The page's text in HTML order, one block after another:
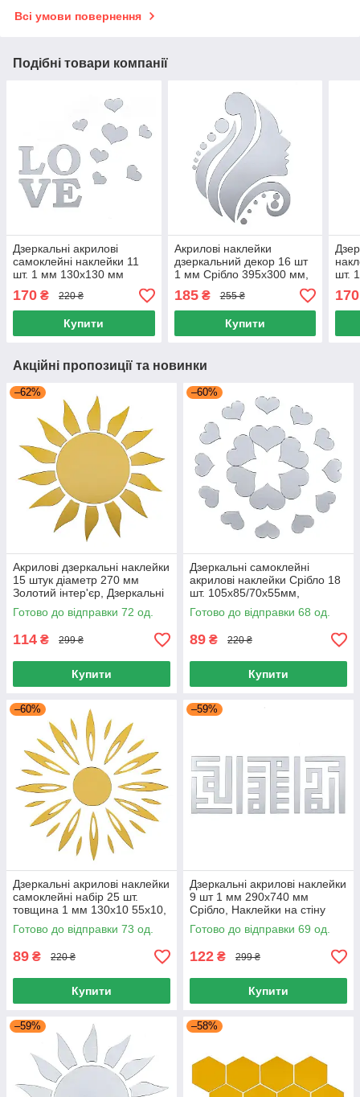
Всі умови повернення
Подібні товари компанії
Дзеркальні акрилові
самоклейні наклейки 11
шт. 1 мм 130х130 мм
Срібло, акрилові наклейки
для стін 11 шт.
170 ₴ 220 ₴
Купити
Акрилові наклейки
дзеркальний декор 16 шт
1 мм Срібло 395х300 мм,
Дзеркальні наклейки
самоклейні
185₴ 255 ₴
Купити
шт.
170
Акційні пропозиції та новинки
–62%
Акрилові дзеркальні наклейки
15 штук діаметр 270 мм
Золотий інтер'єр, Дзеркальні
наклейки на стіну
Готово до відправки 72 од.
114 ₴ 299 ₴
Купити
–60%
Дзеркальні самоклейні
акрилові наклейки Срібло 18
шт. 105х85/70х55мм,
Декоративні наклейки на
стіну
Готово до відправки 68 од.
89 ₴ 220 ₴
Купити
–60%
Дзеркальні акрилові наклейки
самоклейні набір 25 шт.
товщина 1 мм 130x10 55x10,
Наклейки на стіну Золото
Готово до відправки 73 од.
89 ₴ 220 ₴
Купити
–59%
Дзеркальні акрилові наклейки
9 шт 1 мм 290х740 мм
Срібло, Наклейки на стіну
для інтер'єру
Готово до відправки 69 од.
122 ₴ 299 ₴
Купити
–59% –58%